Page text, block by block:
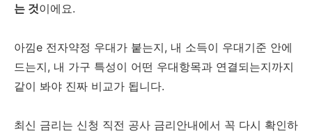
는 것이에요.
아낌e 전자약정 우대가 붙는지, 내 소득이 우대기준 안에
드는지, 내 가구 특성이 어떤 우대항목과 연결되는지까지
같이 봐야 진짜 비교가 됩니다.
최신 금리는 신청 직전 공사 금리안내에서 꼭 다시 확인하